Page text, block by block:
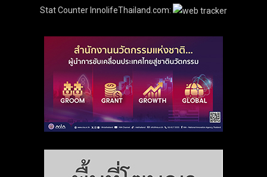
Stat Counter InnolifeThailand.com: